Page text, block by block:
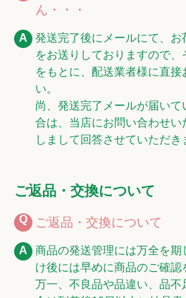
ん・・・
発送完了後にメールにて、
をお送りしておりますので
をもとに、配送業者様に直接
い。
尚、発送完了メールが届い
合は、当店にお問い合わせい
しまして回答させていただき
ご返品・交換について
ご返品・交換について
商品の発送管理には万全を期
け後には早めに商品のご確認
万一、不良品や品違い、品